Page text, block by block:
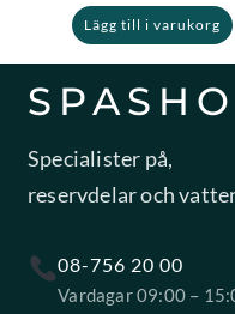
Lägg till i varukorg
Specialister på,
reservdelar och
08-756 20 00
Vardagar 09:00 –